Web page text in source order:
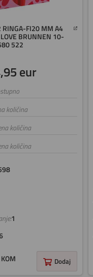
RINGA-FI20 MM A4
BRUNNEN 10-
522
eur
količina
količina
količina
1
KOM Dodaj